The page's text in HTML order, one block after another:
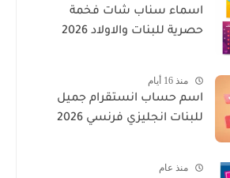
اسماء سناب شات فخمة
حصرية للبنات والاولاد 2026
منذ 16 أيام
اسم حساب انستقرام جميل
للبنات انجليزي فرنسي 2026
منذ عام